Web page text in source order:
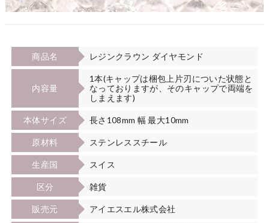
商品名 レジンクラウン ダイヤモンド
内容量
1本(キャップは梱包上片刃についた状態と
なっておりますが、そのキャップで両端を
しまえます)
本体サイズ 長さ108mm 幅 最大10mm
原材料 ステンレススチール
生産国 スイス
区分 雑貨
販売元 アイエスエル株式会社